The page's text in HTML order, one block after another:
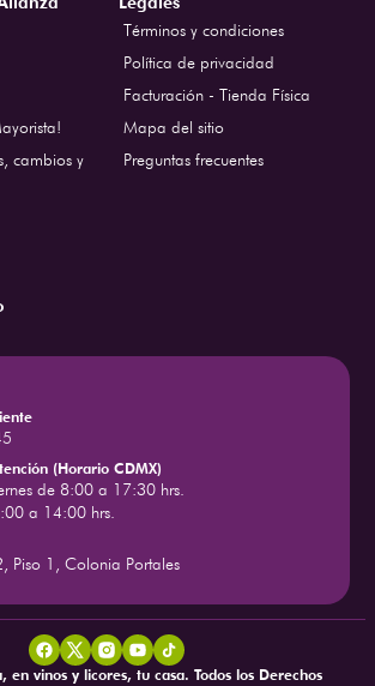
cambios y
Términos y condiciones
Política de privacidad
Facturación - Tienda Física
Mapa del sitio
Preguntas frecuentes
(Horario CDMX)
de 8:00 a 17:30 hrs.
a 14:00 hrs.
Piso 1, Colonia Portales
en vinos y licores, tu casa. Todos los Derechos